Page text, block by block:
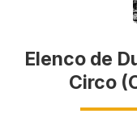
Elenco de
Circo